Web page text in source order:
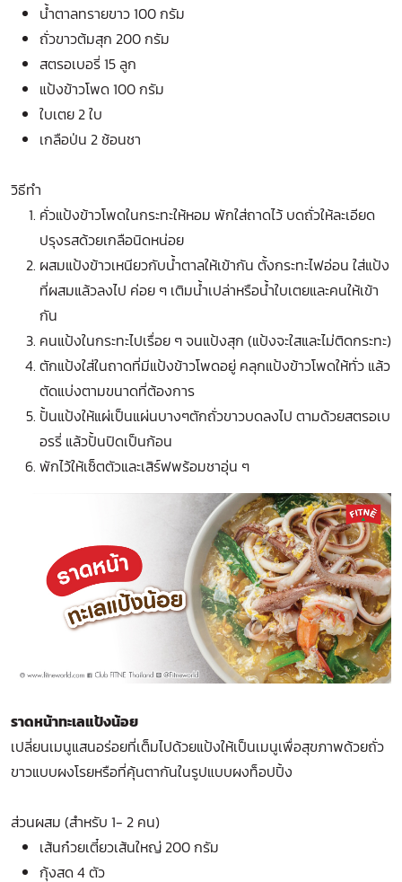
น้ำตาลทรายขาว 100 กรัม
ถั่วขาวต้มสุก 200 กรัม
สตรอเบอรี่ 15 ลูก
แป้งข้าวโพด 100 กรัม
ใบเตย 2 ใบ
เกลือป่น 2 ช้อนชา
วิธีทำ
คั่วแป้งข้าวโพดในกระทะให้หอม พักใส่ถาดไว้ บดถั่วให้ละเอียด
ปรุงรสด้วยเกลือนิดหน่อย
ผสมแป้งข้าวเหนียวกับน้ำตาลให้เข้ากัน ตั้งกระทะไฟอ่อน ใส่แป้ง
ที่ผสมแล้วลงไป ค่อย ๆ เติมน้ำเปล่าหรือน้ำใบเตยและคนให้เข้า
กัน
คนแป้งในกระทะไปเรื่อย ๆ จนแป้งสุก (แป้งจะใสและไม่ติดกระทะ)
ตักแป้งใส่ในถาดที่มีแป้งข้าวโพดอยู่ คลุกแป้งข้าวโพดให้ทั่ว แล้ว
ตัดแบ่งตามขนาดที่ต้องการ
ปั้นแป้งให้แผ่เป็นแผ่นบางๆตักถั่วขาวบดลงไป ตามด้วยสตรอเบ
อรรี่ แล้วปั้นปิดเป็นก้อน
พักไว้ให้เซ็ตตัวและเสิร์ฟพร้อมชาอุ่น ๆ
ราดหน้าทะเลแป้งน้อย
เปลี่ยนเมนูแสนอร่อยที่เต็มไปด้วยแป้งให้เป็นเมนูเพื่อสุขภาพด้วยถั่ว
ขาวแบบผงโรยหรือที่คุ้นตากันในรูปแบบผงท็อปปิ้ง
ส่วนผสม (สำหรับ 1- 2 คน)
เส้นก๋วยเตี๋ยวเส้นใหญ่ 200 กรัม
กุ้งสด 4 ตัว